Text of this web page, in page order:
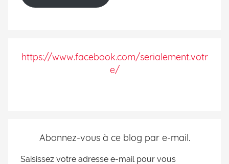
https://www.facebook.com/serialement.votr
e/
Abonnez-vous à ce blog par e-mail.
Saisissez votre adresse e-mail pour vous